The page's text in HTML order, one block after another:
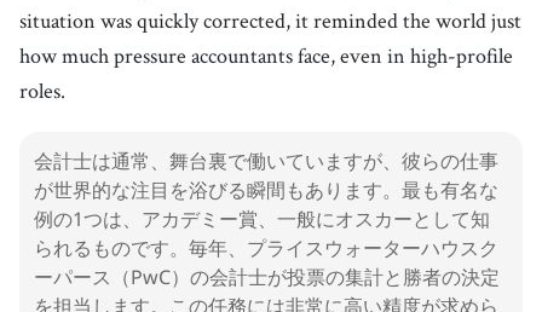
situation was quickly corrected, it reminded the world just
how much pressure accountants face, even in high-profile
roles.
会計士は通常、舞台裏で働いていますが、彼らの仕事
が世界的な注目を浴びる瞬間もあります。最も有名な
例の1つは、アカデミー賞、一般にオスカーとして知
られるものです。毎年、プライスウォーターハウスク
ーパース（PwC）の会計士が投票の集計と勝者の決定
を担当します。この任務には非常に高い精度が求めら